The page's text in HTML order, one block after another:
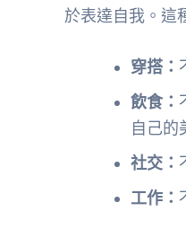
於表達自我。這
穿搭：
飲食：
自己的
社交：
工作：